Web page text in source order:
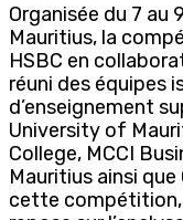
Organisée du 7 au
Mauritius, la
HSBC en
réuni des équipes
d’enseignement
University of
College, MCCI
Mauritius ainsi
cette compétition,